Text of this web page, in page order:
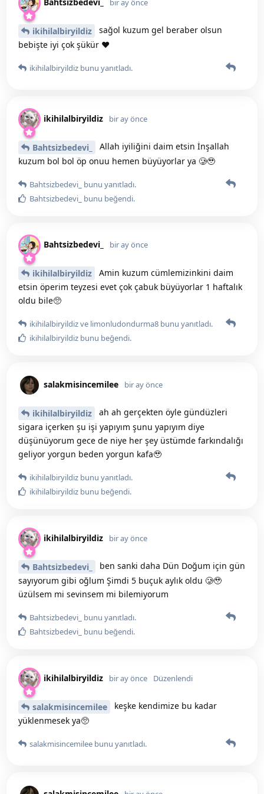
bir ay önce
ikihilalbiryildiz
sağol kuzum gel beraber olsun
bebişte iyi çok şükür ❤️
ikihilalbiryildiz bunu yanıtladı.
ikihilalbiryildiz bir ay önce
Bahtsizbedevi_
Allah iyiliğini daim etsin İnşallah
kuzum bol bol öp onuu hemen büyüyorlar ya 🥲🥹
Bahtsizbedevi_ bunu yanıtladı.
Bahtsizbedevi_ bunu beğendi.
Bahtsizbedevi_ bir ay önce
ikihilalbiryildiz
Amin kuzum cümlemizinkini daim
etsin öperim teyzesi evet çok çabuk büyüyorlar 1 haftalık
oldu bile🥺
ikihilalbiryildizve limonludondurma8 bunu yanıtladı.
ikihilalbiryildiz bunu beğendi.
salakmisincemilee bir ay önce
ikihilalbiryildiz
ah ah gerçekten öyle gündüzleri
sigara içerken şu işi yapıyım şunu yapıyım diye
düşünüyorum gece de niye her şey üstümde farkındalığı
geliyor yorgun beden yorgun kafa🥹
ikihilalbiryildiz bunu yanıtladı.
ikihilalbiryildiz bunu beğendi.
ikihilalbiryildiz bir ay önce
Bahtsizbedevi_
ben sanki daha Dün Doğum için gün
sayıyorum gibi oğlum Şimdi 5 buçuk aylık oldu 🥲🥹
üzülsem mi sevinsem mi bilemiyorum
Bahtsizbedevi_ bunu yanıtladı.
Bahtsizbedevi_ bunu beğendi.
ikihilalbiryildiz bir ay önce Düzenlendi
salakmisincemilee
keşke kendimize bu kadar
yüklenmesek ya🥺
salakmisincemilee bunu yanıtladı.